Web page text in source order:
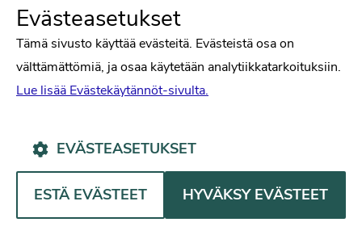
›Evästekäytännöt
Psykologiliitto Facebookissa
Psykologiliitto Instagramissa
Psykologiliitto LinkedInissä
Psykologiliitto
Evästeasetukset
Tämä sivusto käyttää evästeitä. Evästeistä osa on
välttämättömiä, ja osaa käytetään analytiikkatarkoituksiin.
Lue lisää Evästekäytännöt-sivulta.
EVÄSTEASETUKSET
ESTÄ EVÄSTEET HYVÄKSY EVÄSTEET